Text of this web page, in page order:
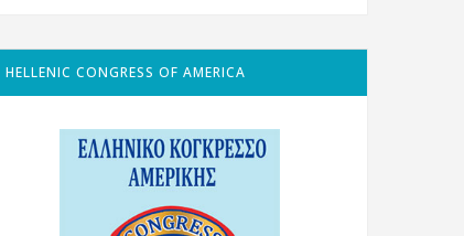
HELLENIC CONGRESS OF AMERICA